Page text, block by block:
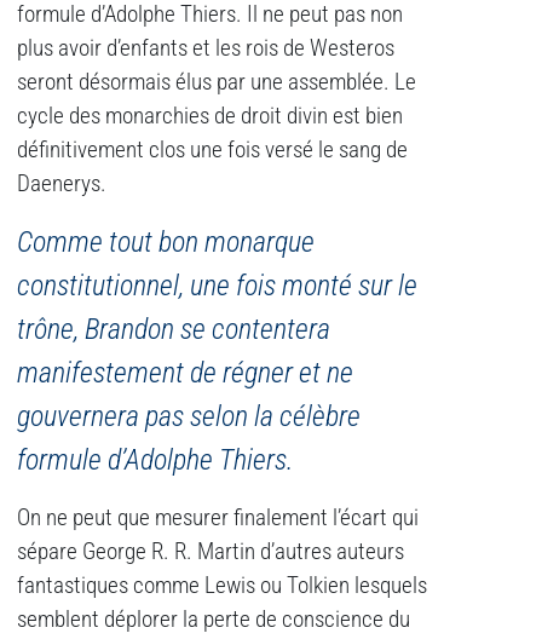
formule d’Adolphe Thiers. Il ne peut pas non
plus avoir d’enfants et les rois de Westeros
seront désormais élus par une assemblée. Le
cycle des monarchies de droit divin est bien
définitivement clos une fois versé le sang de
Daenerys.
Comme tout bon monarque
constitutionnel, une fois monté sur le
trône, Brandon se contentera
manifestement de régner et ne
gouvernera pas selon la célèbre
formule d’Adolphe Thiers.
On ne peut que mesurer finalement l’écart qui
sépare George R. R. Martin d’autres auteurs
fantastiques comme Lewis ou Tolkien lesquels
semblent déplorer la perte de conscience du